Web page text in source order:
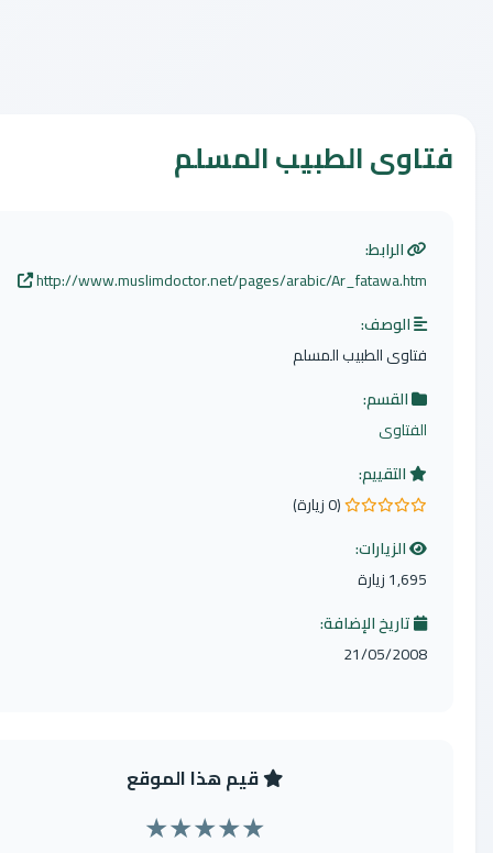
الطبيب المسلم
http://www.muslimdoctor.net/pages/arabic/Ar_fatawa.htm
فتاوى الطبيب المسلم
التقييم:
(0 زيارة)
الزيارات:
تاريخ الإضافة:
21/05/2008
قيم هذا الموقع
★
★
★